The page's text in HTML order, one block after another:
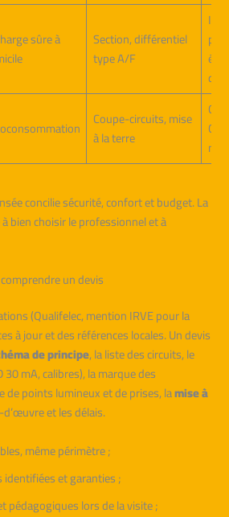
sûre à
Section, différentiel
type A/F
par
Coupe-circuits, mise
à la terre
concilie sécurité, confort et budget. La
bien choisir le professionnel et à
un devis
(Qualifelec, mention IRVE pour la
à jour et des références locales. Un devis
de principe, la liste des circuits, le
mA, calibres), la marque des
de points lumineux et de prises, lamise à
et les délais.
même périmètre ;
et garanties ;
pédagogiques lors de la visite ;